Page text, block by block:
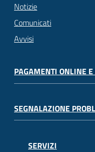
Notizie
Comunicati
Avvisi
PAGAMENTI ONLINE E
SEGNALAZIONE
SERVIZI